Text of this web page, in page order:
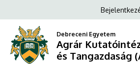
Gyökös
Enikő
a
tartalomra
Anonim
fiók
menüje
Debreceni Egyetem
Agrár
és Tangazdaság